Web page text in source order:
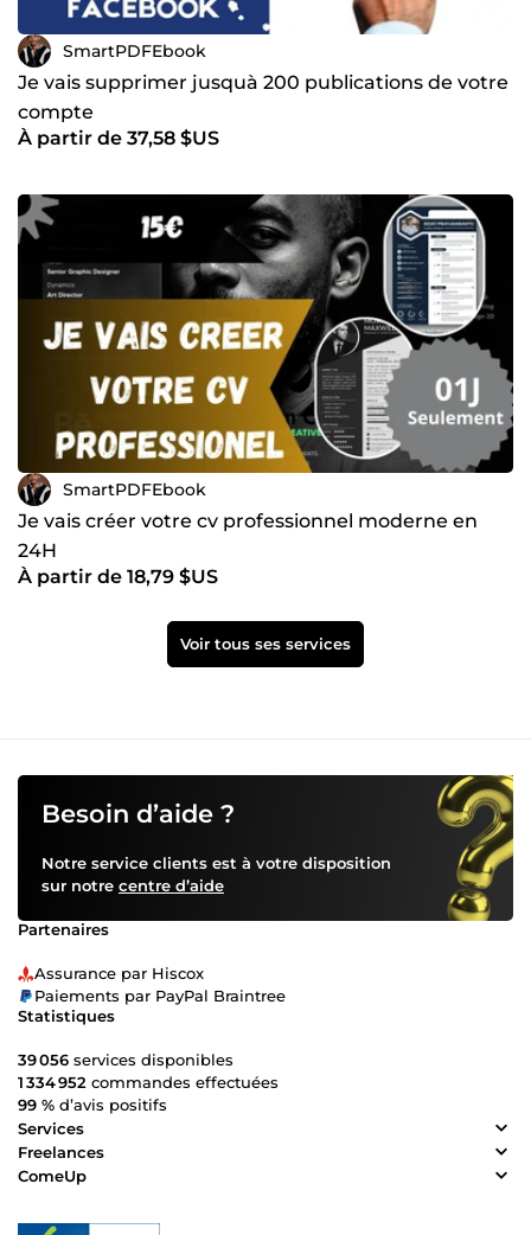
SmartPDFEbook
Je vais supprimer jusquà 200 publications de votre
compte
À partir de 37,58 $US
SmartPDFEbook
Je vais créer votre cv professionnel moderne en
24H
À partir de 18,79 $US
Voir tous ses services
Besoin d’aide ?
Notre service clients est à votre disposition
sur notre centre d’aide
Partenaires
Assurance par Hiscox
Paiements par PayPal Braintree
Statistiques
39 056 services disponibles
1 334 952 commandes effectuées
99 % d’avis positifs
Services
Freelances
ComeUp